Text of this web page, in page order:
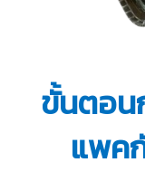
ขั้นตอน
แพค